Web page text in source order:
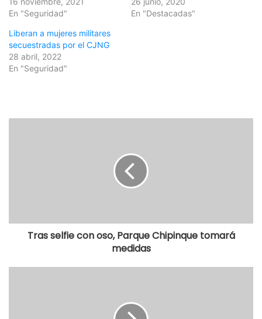
En "Seguridad"
En "Destacadas"
Liberan a mujeres militares
secuestradas por el CJNG
28 abril, 2022
En "Seguridad"
Tras selfie con oso, Parque Chipinque tomará
medidas